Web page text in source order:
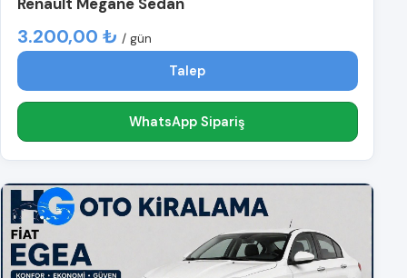
3.200,00 ₺ / gün
Talep
WhatsApp Sipariş